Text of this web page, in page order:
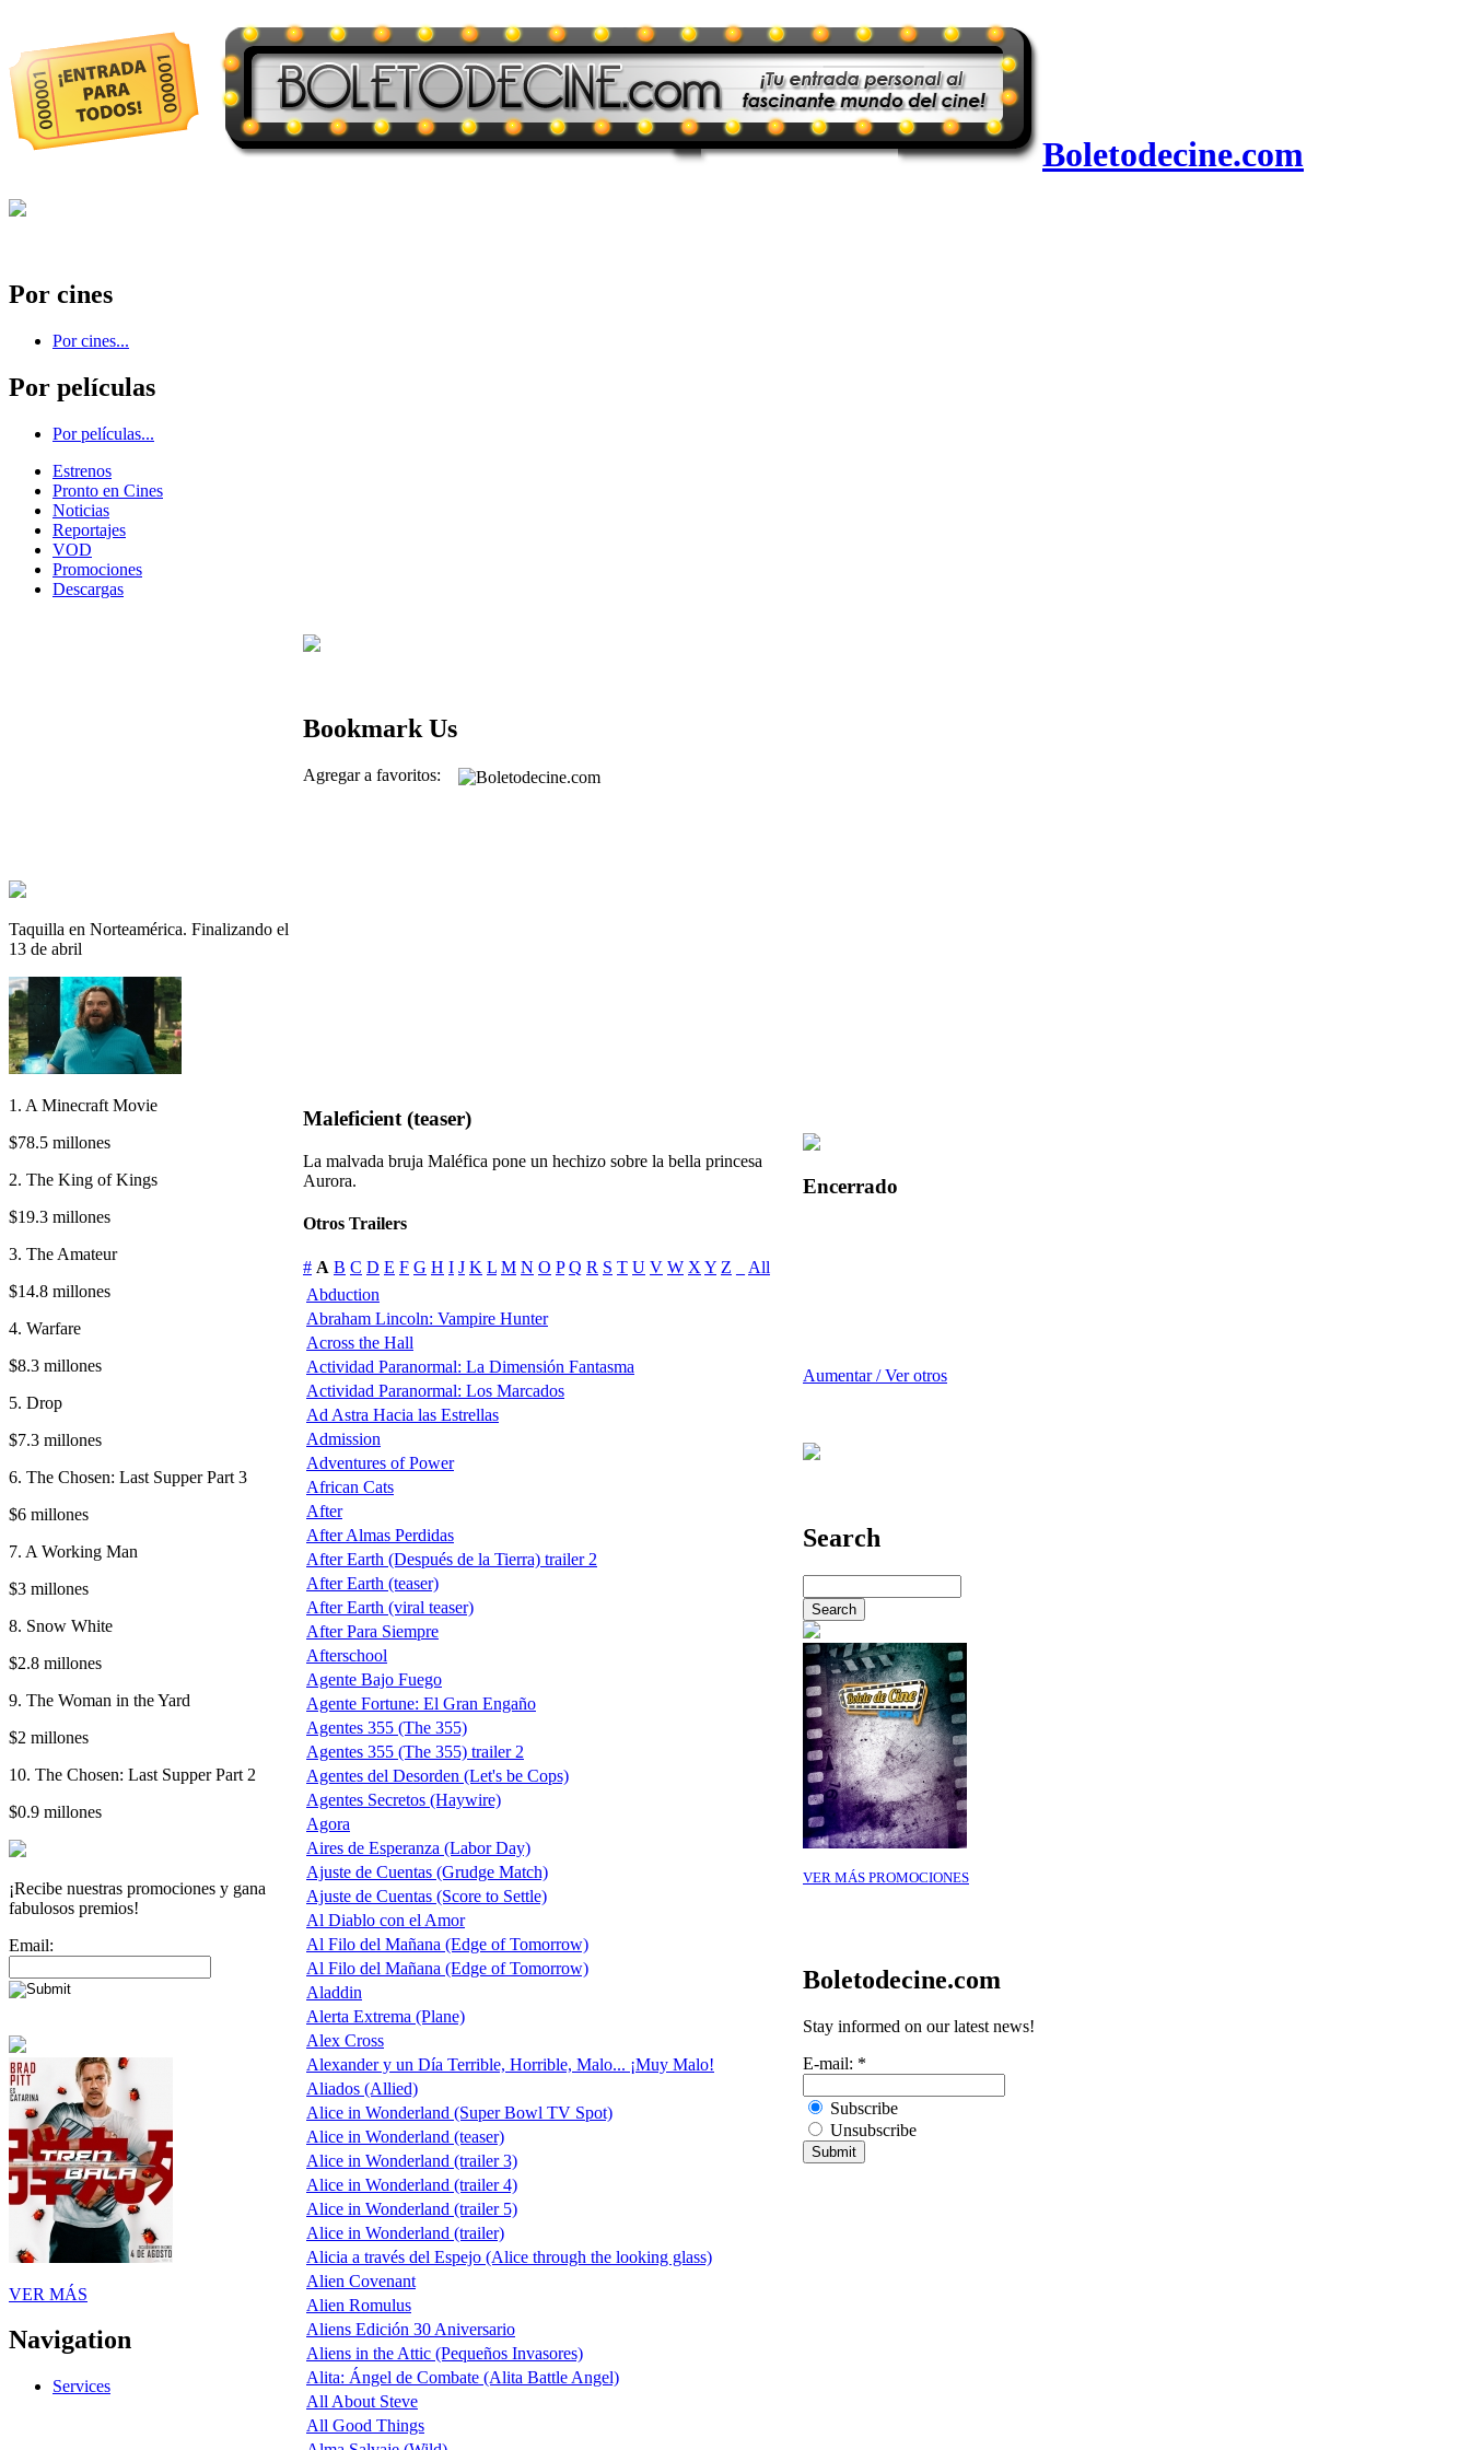
Boletodecine.com
Por cines
Por cines...
Por películas
Por películas...
Estrenos
Pronto en Cines
Noticias
Reportajes
VOD
Promociones
Descargas
Taquilla en Norteamérica. Finalizando el
13 de abril
1. A Minecraft Movie
$78.5 millones
2. The King of Kings
$19.3 millones
3. The Amateur
$14.8 millones
4. Warfare
$8.3 millones
5. Drop
$7.3 millones
6. The Chosen: Last Supper Part 3
$6 millones
7. A Working Man
$3 millones
8. Snow White
$2.8 millones
9. The Woman in the Yard
$2 millones
10. The Chosen: Last Supper Part 2
$0.9 millones
¡Recibe nuestras promociones y gana
fabulosos premios!
Email:
VER MÁS
Navigation
Services
Bookmark Us
Agregar a favoritos:
Maleficient (teaser)
La malvada bruja Maléfica pone un hechizo sobre la bella princesa
Aurora.
Otros Trailers
# A B C D E F G H I J K L M N O P Q R S T U V W X Y Z
All
Abduction
Abraham Lincoln: Vampire Hunter
Across the Hall
Actividad Paranormal: La Dimensión Fantasma
Actividad Paranormal: Los Marcados
Ad Astra Hacia las Estrellas
Admission
Adventures of Power
African Cats
After
After Almas Perdidas
After Earth (Después de la Tierra) trailer 2
After Earth (teaser)
After Earth (viral teaser)
After Para Siempre
Afterschool
Agente Bajo Fuego
Agente Fortune: El Gran Engaño
Agentes 355 (The 355)
Agentes 355 (The 355) trailer 2
Agentes del Desorden (Let's be Cops)
Agentes Secretos (Haywire)
Agora
Aires de Esperanza (Labor Day)
Ajuste de Cuentas (Grudge Match)
Ajuste de Cuentas (Score to Settle)
Al Diablo con el Amor
Al Filo del Mañana (Edge of Tomorrow)
Al Filo del Mañana (Edge of Tomorrow)
Aladdin
Alerta Extrema (Plane)
Alex Cross
Alexander y un Día Terrible, Horrible, Malo... ¡Muy Malo!
Aliados (Allied)
Alice in Wonderland (Super Bowl TV Spot)
Alice in Wonderland (teaser)
Alice in Wonderland (trailer 3)
Alice in Wonderland (trailer 4)
Alice in Wonderland (trailer 5)
Alice in Wonderland (trailer)
Alicia a través del Espejo (Alice through the looking glass)
Alien Covenant
Alien Romulus
Aliens Edición 30 Aniversario
Aliens in the Attic (Pequeños Invasores)
Alita: Ángel de Combate (Alita Battle Angel)
All About Steve
All Good Things
Encerrado
Aumentar / Ver otros
Search
VER MÁS PROMOCIONES
Boletodecine.com
Stay informed on our latest news!
E-mail: *
Subscribe
Unsubscribe